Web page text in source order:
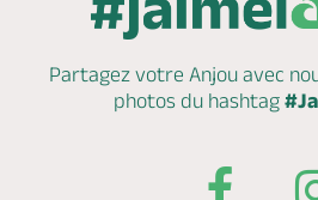
Partagez votre Anjou avec
photos du hashtag